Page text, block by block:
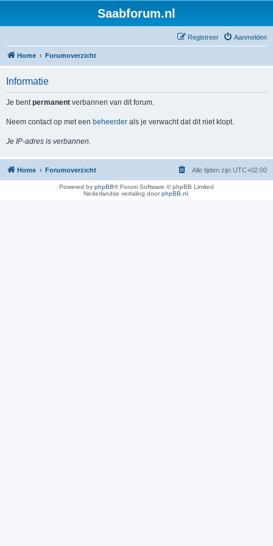
Saabforum.nl
Aanmelden
Registreer
Home Forumoverzicht
Informatie
Je bentpermanent verbannen van dit forum.
Neem contact op met een beheerder als je verwacht dat dit niet klopt.
Je IP-adres is verbannen.
Home Forumoverzicht Alle tijden zijn UTC+02:00
Powered by phpBB® Forum Software © phpBB Limited
Nederlandse vertaling doorphpBB.nl